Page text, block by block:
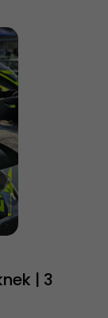
| 3